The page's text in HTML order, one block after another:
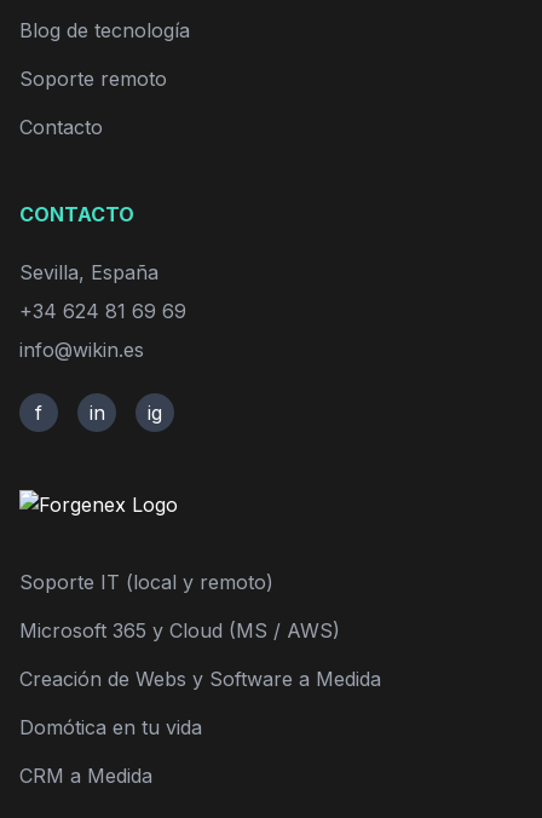
Blog de tecnología
Soporte remoto
Contacto
CONTACTO
Sevilla, España
+34 624 81 69 69
info@wikin.es
f in ig
Soporte IT (local y remoto)
Microsoft 365 y Cloud (MS / AWS)
Creación de Webs y Software a Medida
Domótica en tu vida
CRM a Medida